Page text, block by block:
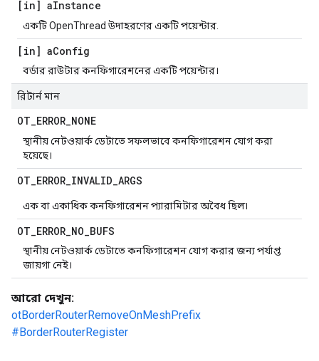
[in] aInstance
একটি OpenThread উদাহরণের একটি পয়েন্টার.
[in] aConfig
বর্ডার রাউটার কনফিগারেশনের একটি পয়েন্টার।
রিটার্ন মান
OT_ERROR_NONE
স্থানীয় নেটওয়ার্ক ডেটাতে সফলভাবে কনফিগারেশন যোগ করা
হয়েছে।
OT_ERROR_INVALID_ARGS
এক বা একাধিক কনফিগারেশন প্যারামিটার অবৈধ ছিল৷
OT_ERROR_NO_BUFS
স্থানীয় নেটওয়ার্ক ডেটাতে কনফিগারেশন যোগ করার জন্য পর্যাপ্ত
জায়গা নেই।
আরো দেখুন:
otBorderRouterRemoveOnMeshPrefix
#BorderRouterRegister